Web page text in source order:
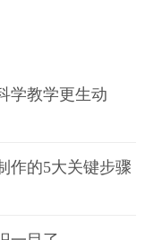
学教学更生动
作的5大关键步骤